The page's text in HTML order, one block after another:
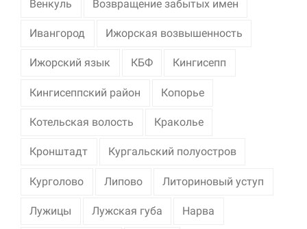
Венкуль Возвращение забытых имен
Ивангород Ижорская возвышенность
Ижорский язык КБФ Кингисепп
Кингисеппский район Копорье
Котельская волость Краколье
Кронштадт Кургальский полуостров
Курголово Липово Литориновый уступ
Лужицы Лужская губа Нарва